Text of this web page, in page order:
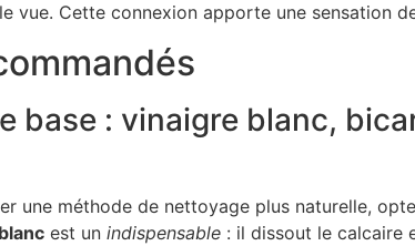
vue. Cette connexion apporte une sensation
base : vinaigre blanc,
une méthode de nettoyage plus naturelle,
est un indispensable : il dissout le calcaire